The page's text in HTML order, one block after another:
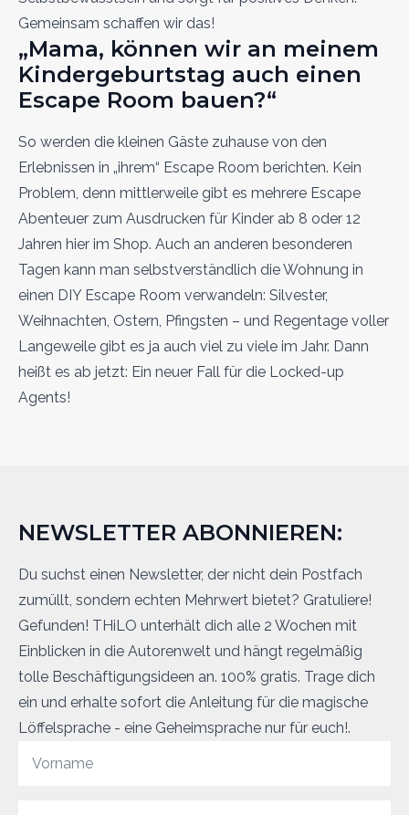
Gemeinsam schaffen wir das!
„Mama, können wir an meinem
Kindergeburtstag auch einen
Escape Room bauen?“
So werden die kleinen Gäste zuhause von den
Erlebnissen in „ihrem“ Escape Room berichten. Kein
Problem, denn mittlerweile gibt es mehrere Escape
Abenteuer zum Ausdrucken für Kinder ab 8 oder 12
Jahren hier im Shop. Auch an anderen besonderen
Tagen kann man selbstverständlich die Wohnung in
einen DIY Escape Room verwandeln: Silvester,
Weihnachten, Ostern, Pfingsten – und Regentage voller
Langeweile gibt es ja auch viel zu viele im Jahr. Dann
heißt es ab jetzt: Ein neuer Fall für die Locked-up
Agents!
NEWSLETTER ABONNIEREN:
Du suchst einen Newsletter, der nicht dein Postfach
zumüllt, sondern echten Mehrwert bietet? Gratuliere!
Gefunden! THiLO unterhält dich alle 2 Wochen mit
Einblicken in die Autorenwelt und hängt regelmäßig
tolle Beschäftigungsideen an. 100% gratis. Trage dich
ein und erhalte sofort die Anleitung für die magische
Löffelsprache - eine Geheimsprache nur für euch!.